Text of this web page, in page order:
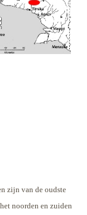
zijn van de oudste
noorden en zuiden